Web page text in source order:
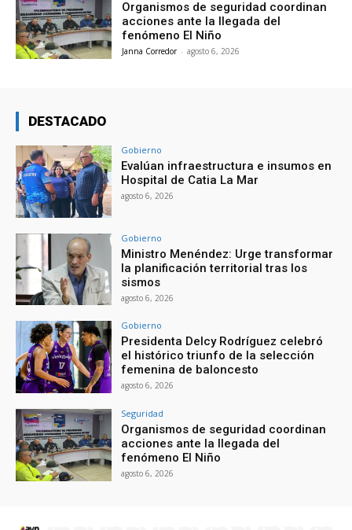
Organismos de seguridad coordinan
acciones ante la llegada del
fenómeno El Niño
Janna Corredor - agosto 6, 2026
DESTACADO
Gobierno
Evalúan infraestructura e insumos en
Hospital de Catia La Mar
agosto 6, 2026
Gobierno
Ministro Menéndez: Urge transformar
la planificación territorial tras los
sismos
agosto 6, 2026
Gobierno
Presidenta Delcy Rodríguez celebró
el histórico triunfo de la selección
femenina de baloncesto
agosto 6, 2026
Seguridad
Organismos de seguridad coordinan
acciones ante la llegada del
fenómeno El Niño
agosto 6, 2026